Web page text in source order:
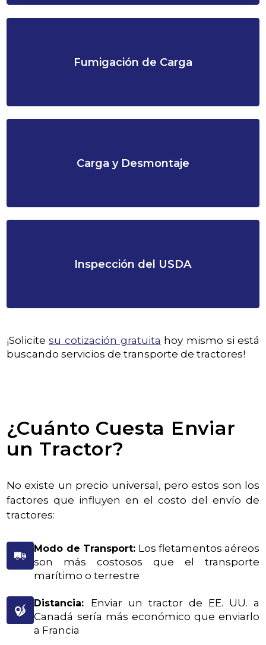
Fumigación de Carga
Carga y Desmontaje
Inspección del USDA
¡Solicitesu cotización gratuita hoy mismo si está
buscando servicios de transporte de tractores!
¿Cuánto Cuesta Enviar
un Tractor?
No existe un precio universal, pero estos son los
factores que influyen en el costo del envío de
tractores:
Modo de Transport: Los fletamentos aéreos
son más costosos que el transporte
marítimo o terrestre
Distancia: Enviar un tractor de EE. UU. a
Canadá sería más económico que enviarlo
a Francia